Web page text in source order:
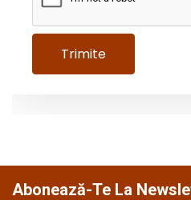
Abonează-Te La